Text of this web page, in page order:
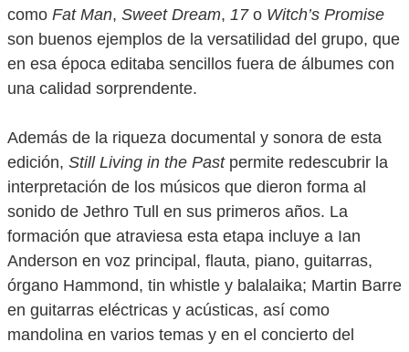
como Fat Man, Sweet Dream, 17o Witch’s Promise
son buenos ejemplos de la versatilidad del grupo, que
en esa época editaba sencillos fuera de álbumes con
una calidad sorprendente.
Además de la riqueza documental y sonora de esta
edición, Still Living in the Pastpermite redescubrir la
interpretación de los músicos que dieron forma al
sonido de Jethro Tull en sus primeros años. La
formación que atraviesa esta etapa incluye a Ian
Anderson en voz principal, flauta, piano, guitarras,
órgano Hammond, tin whistle y balalaika; Martin Barre
en guitarras eléctricas y acústicas, así como
mandolina en varios temas y en el concierto del